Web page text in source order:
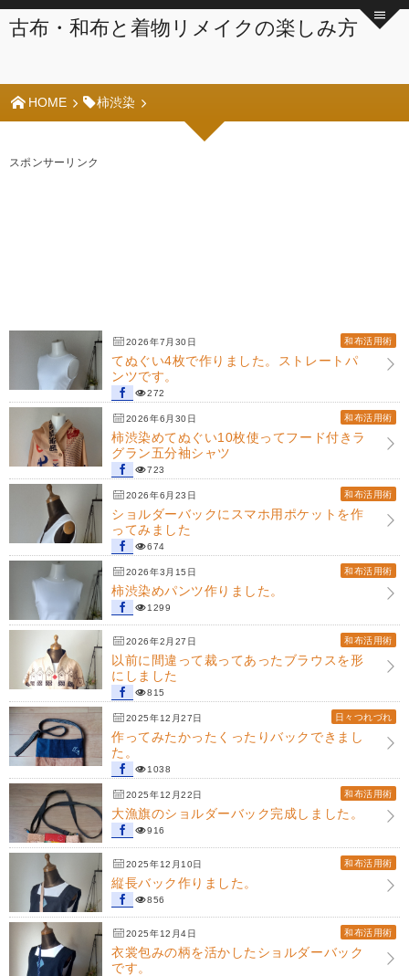
古布・和布と着物リメイクの楽しみ方
HOME 柿渋染
スポンサーリンク
2026年7月30日 和布活用術
てぬぐい4枚で作りました。ストレートパ
ンツです。
272
2026年6月30日 和布活用術
柿渋染めてぬぐい10枚使ってフード付きラ
グラン五分袖シャツ
723
2026年6月23日 和布活用術
ショルダーバックにスマホ用ポケットを作
ってみました
674
2026年3月15日 和布活用術
柿渋染めパンツ作りました。
1299
2026年2月27日 和布活用術
以前に間違って裁ってあったブラウスを形
にしました
815
2025年12月27日 日々つれづれ
作ってみたかったくったりバックできまし
た。
1038
2025年12月22日 和布活用術
大漁旗のショルダーバック完成しました。
916
2025年12月10日 和布活用術
縦長バック作りました。
856
2025年12月4日 和布活用術
衣裳包みの柄を活かしたショルダーバック
です。